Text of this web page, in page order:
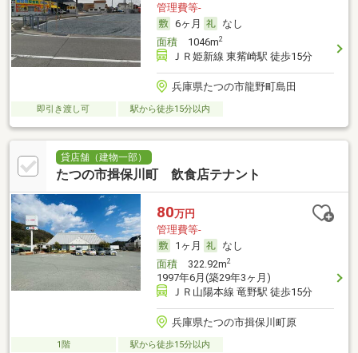
管理費等-
6ヶ月
なし
面積1046m2
ＪＲ姫新線 東觜崎駅 徒歩15分
兵庫県たつの市龍野町島田
即引き渡し可 駅から徒歩15分以内
貸店舗（建物一部）
たつの市揖保川町 飲食店テナント
80万円
管理費等-
1ヶ月
なし
面積322.92m2
1997年6月(築29年3ヶ月)
ＪＲ山陽本線 竜野駅 徒歩15分
兵庫県たつの市揖保川町原
1階 駅から徒歩15分以内